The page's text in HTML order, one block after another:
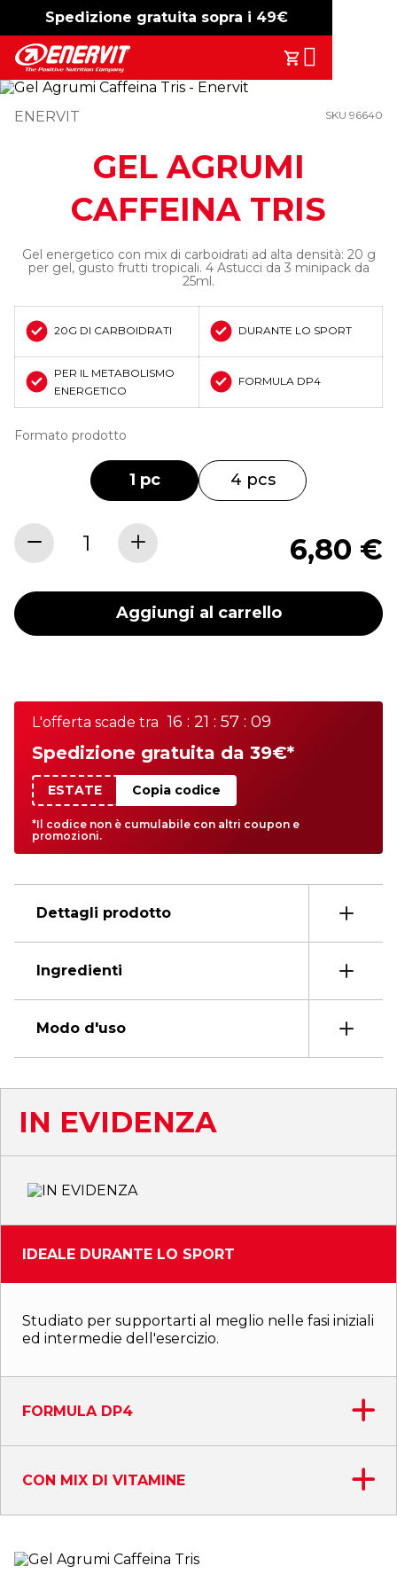
Spedizione gratuita sopra i 49€
-15% free shipping
Il Tuo
Search
ENERVIT SKU 96640
GEL AGRUMI
CAFFEINA TRIS
Gel energetico con mix di carboidrati ad alta densità: 20 g
per gel, gusto frutti tropicali. 4 Astucci da 3 minipack da
25ml.
20G DI CARBOIDRATI DURANTE LO SPORT
PER IL METABOLISMO
ENERGETICO
FORMULA DP4
Formato prodotto
1 pc 4 pcs
6,80 €
Aggiungi al carrello
L'offerta scade tra 16 : 21 : 57 : 09
Spedizione gratuita da 39€*
ESTATE Copia codice
*Il codice non è cumulabile con altri coupon e
promozioni.
Dettagli prodotto
Ingredienti
Modo d'uso
IN EVIDENZA
IDEALE DURANTE LO SPORT
Studiato per supportarti al meglio nelle fasi iniziali
ed intermedie dell'esercizio.
FORMULA DP4
CON MIX DI VITAMINE